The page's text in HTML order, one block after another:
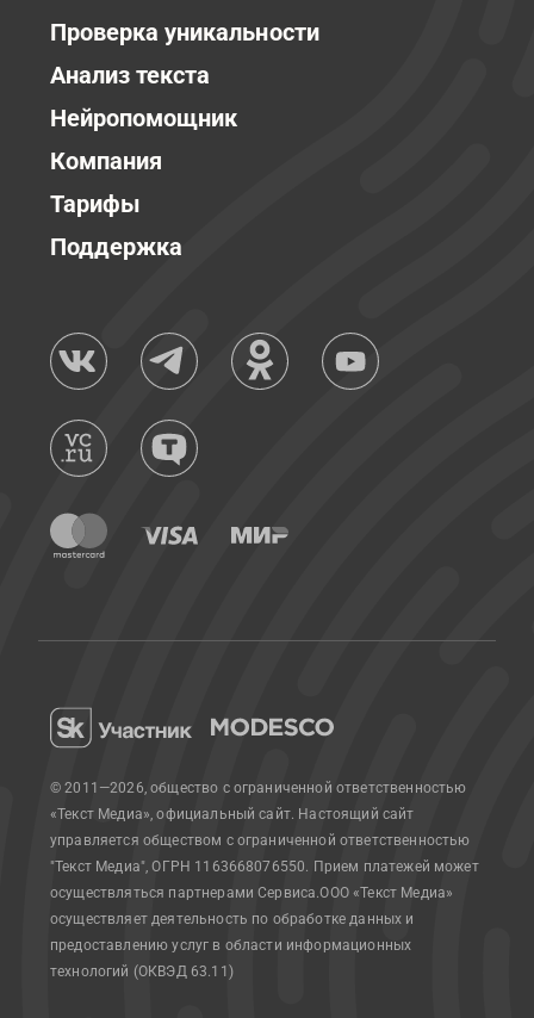
Проверка уникальности
Анализ текста
Нейропомощник
Компания
Тарифы
Поддержка
© 2011—2026, общество с ограниченной ответственностью
«Текст Медиа», официальный сайт. Настоящий сайт
управляется обществом с ограниченной ответственностью
"Текст Медиа", ОГРН 1163668076550. Прием платежей может
осуществляться партнерами Сервиса.ООО «Текст Медиа»
осуществляет деятельность по обработке данных и
предоставлению услуг в области информационных
технологий (ОКВЭД 63.11)